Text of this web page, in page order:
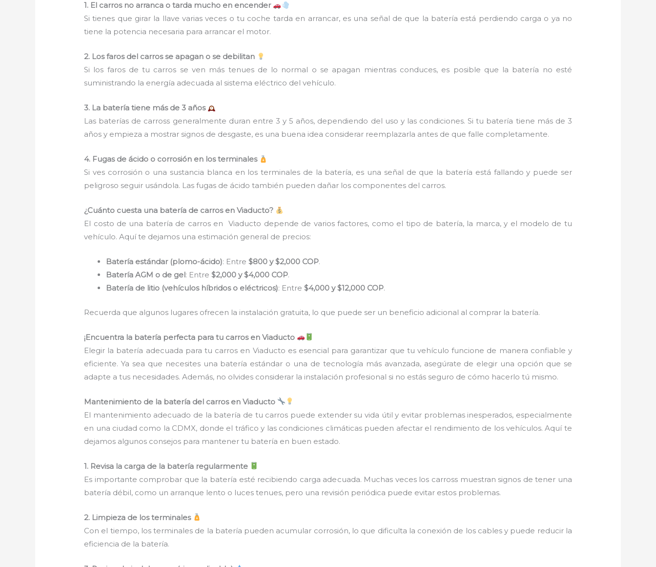
1. El carros no arranca o tarda mucho en encender
Si tienes que girar la llave varias veces o tu coche tarda en arrancar, es una señal de que la batería está perdiendo carga o ya no
tiene la potencia necesaria para arrancar el motor.
2. Los faros del carros se apagan o se debilitan
Si los faros de tu carros se ven más tenues de lo normal o se apagan mientras conduces, es posible que la batería no esté
suministrando la energía adecuada al sistema eléctrico del vehículo.
3. La batería tiene más de 3 años
Las baterías de carross generalmente duran entre 3 y 5 años, dependiendo del uso y las condiciones. Si tu batería tiene más de 3
años y empieza a mostrar signos de desgaste, es una buena idea considerar reemplazarla antes de que falle completamente.
4. Fugas de ácido o corrosión en los terminales
Si ves corrosión o una sustancia blanca en los terminales de la batería, es una señal de que la batería está fallando y puede ser
peligroso seguir usándola. Las fugas de ácido también pueden dañar los componentes del carros.
¿Cuánto cuesta una batería de carros en Viaducto?
El costo de una batería de carros en Viaducto depende de varios factores, como el tipo de batería, la marca, y el modelo de tu
vehículo. Aquí te dejamos una estimación general de precios:
Batería estándar (plomo-ácido): Entre$800 y $2,000 COP.
Batería AGM o de gel: Entre$2,000 y $4,000 COP.
Batería de litio (vehículos híbridos o eléctricos): Entre$4,000 y $12,000 COP.
Recuerda que algunos lugares ofrecen la instalación gratuita, lo que puede ser un beneficio adicional al comprar la batería.
¡Encuentra la batería perfecta para tu carros en Viaducto
Elegir la batería adecuada para tu carros en Viaducto es esencial para garantizar que tu vehículo funcione de manera confiable y
eficiente. Ya sea que necesites una batería estándar o una de tecnología más avanzada, asegúrate de elegir una opción que se
adapte a tus necesidades. Además, no olvides considerar la instalación profesional si no estás seguro de cómo hacerlo tú mismo.
Mantenimiento de la batería del carros en Viaducto
El mantenimiento adecuado de la batería de tu carros puede extender su vida útil y evitar problemas inesperados, especialmente
en una ciudad como la CDMX, donde el tráfico y las condiciones climáticas pueden afectar el rendimiento de los vehículos. Aquí te
dejamos algunos consejos para mantener tu batería en buen estado.
1. Revisa la carga de la batería regularmente
Es importante comprobar que la batería esté recibiendo carga adecuada. Muchas veces los carross muestran signos de tener una
batería débil, como un arranque lento o luces tenues, pero una revisión periódica puede evitar estos problemas.
2. Limpieza de los terminales
Con el tiempo, los terminales de la batería pueden acumular corrosión, lo que dificulta la conexión de los cables y puede reducir la
eficiencia de la batería.